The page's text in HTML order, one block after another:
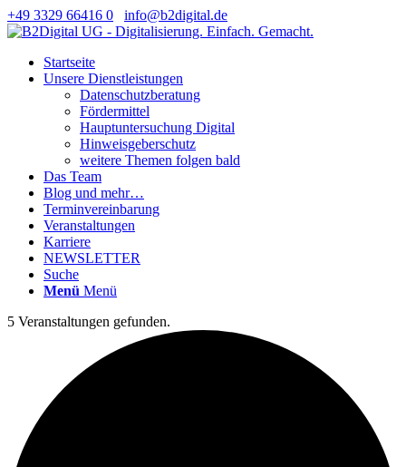
+49 3329 66416 0 info@b2digital.de
Startseite
Unsere Dienstleistungen
Datenschutzberatung
Fördermittel
Hauptuntersuchung Digital
Hinweisgeberschutz
weitere Themen folgen bald
Das Team
Blog und mehr…
Terminvereinbarung
Veranstaltungen
Karriere
NEWSLETTER
Suche
Menü Menü
5 Veranstaltungen gefunden.